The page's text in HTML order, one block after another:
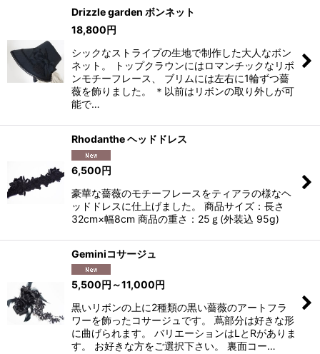
Drizzle garden ボンネット
18,800円
シックなストライプの生地で制作した大人なボン
ネット。 トップクラウンにはロマンチックなリボ
ンモチーフレース、 ブリムには左右に1輪ずつ薔
薇を飾りました。 ＊以前はリボンの取り外しが可
能で…
Rhodanthe ヘッドドレス
6,500円
豪華な薔薇のモチーフレースをティアラの様なヘ
ッドドレスに仕上げました。 商品サイズ：長さ
32cm×幅8cm 商品の重さ：25ｇ(外装込 95g)
Geminiコサージュ
5,500円 ～11,000円
黒いリボンの上に2種類の黒い薔薇のアートフラ
ワーを飾ったコサージュです。 蔦部分は好きな形
に曲げられます。 バリエーションはLとRがありま
す。 お好きな方をご選択下さい。 裏面コー…